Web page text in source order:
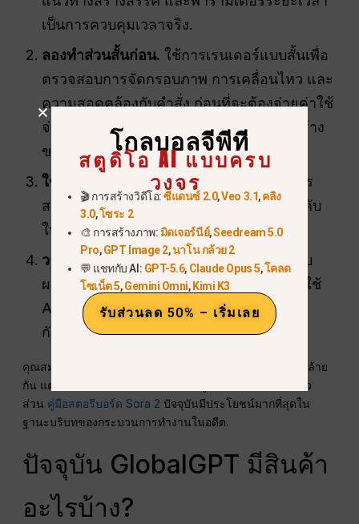
เป็นการควบคุมเวลาจริง.
ลองทำส่วนสั้นก่อน. ใช้การเรนเดอร์แบบสั้นเพื่อ
ตรวจสอบการจัดกรอบภาพ การเคลื่อนไหว และ
ความสอดคล้องกับคำสั่ง ก่อนที่จะต้องจ่ายค่าใช้
จ่ายด้านความล่าช้าและค่าใช้จ่ายในการสร้าง
ของงานที่มีระยะเวลายาวนานกว่า.
ใช้ส่วนขยายสำหรับลำดับที่ยาวนานขึ้น.
ควร
สร้างจังหวะตามขนาดของฉากแทนที่จะบังคับ
ให้เรื่องราวหลายฉากต้องอยู่ในหนึ่งรุ่น.
วางแผนสำหรับการปิดระบบ.อย่าสร้างระบบ
ผลิตใหม่ที่มีอายุการใช้งานยาวนานขึ้นโดยใช้
API ที่มีกำหนดจะหยุดให้บริการในวันที่ 24
กันยายน 2026 เป็นพื้นฐาน.
คุณสมบัติ Storyboard รุ่นเก่าใช้แนวคิดแบบฉากต่อฉากที่คล้าย
กัน แต่เป็นส่วนหนึ่งของประสบการณ์ผู้ใช้ที่เลิกให้บริการแล้ว
ส่วน คู่มือสตอรีบอร์ด Sora 2 ปัจจุบันมีประโยชน์มากที่สุดใน
ฐานะบริบทของกระบวนการทำงานในอดีต.
ปัจจุบัน GlobalGPT มีสินค้า
อะไรบ้าง?
โกลบอลจีพีที
สตูดิโอ AI แบบครบ
วงจร
🎬 การสร้างวิดีโอ:ซีแดนซ์ 2.0,Veo 3.1,คลิง
3.0,โซระ 2
🎨 การสร้างภาพ: มิดเจอร์นีย์,Seedream 5.0
Pro,GPT Image 2,นาโน กล้วย 2
💬 แชทกับ AI: GPT-5.6, Claude Opus 5,โคลด
โซเน็ต 5,Gemini Omni, Kimi K3
รับส่วนลด 50% – เริ่มเลย